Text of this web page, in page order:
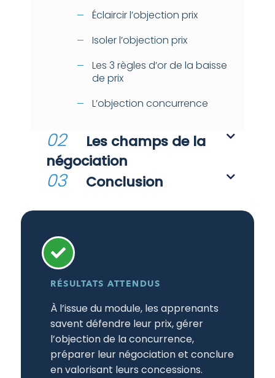
Éclaircir l’objection prix
Isoler l’objection prix
Les 3 règles d’or de la baisse
de prix
L’objection concurrence
02
Les champs de la
négociation
03 Conclusion
RÉSULTATS ATTENDUS
À l’issue du module, les apprenants
savent défendre leur prix, gérer
l’objection de la concurrence,
préparer leur négociation et conclure
en valorisant leurs concessions.